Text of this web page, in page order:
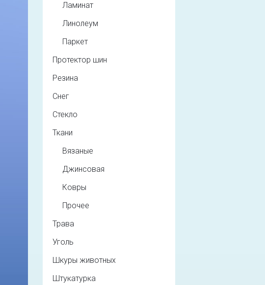
Ламинат
Линолеум
Паркет
Протектор шин
Резина
Снег
Стекло
Ткани
Вязаные
Джинсовая
Ковры
Прочее
Трава
Уголь
Шкуры животных
Штукатурка